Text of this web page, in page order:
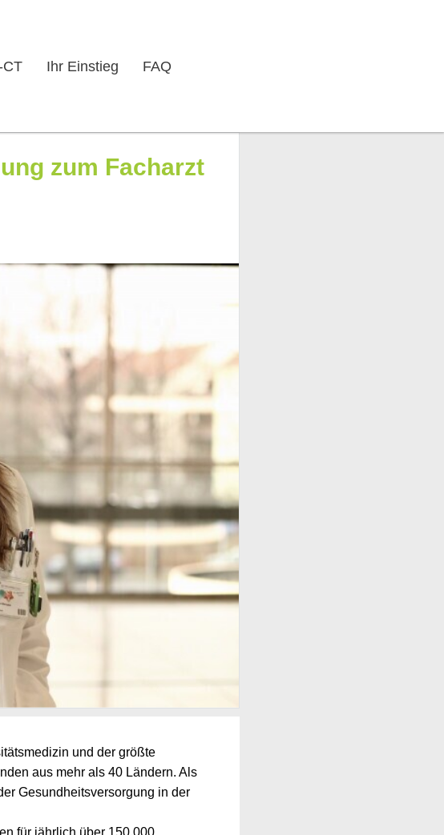
FAQ
CT Ihr Einstieg
zum Facharzt
und der größte
aus mehr als 40 Ländern. Als
Gesundheitsversorgung in der
für jährlich über 150.000